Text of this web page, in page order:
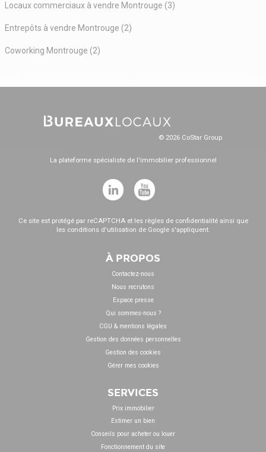
Locaux commerciaux à vendre Montrouge (3)
Entrepôts à vendre Montrouge (2)
Coworking Montrouge (2)
© 2026 CoStar Group
La plateforme spécialiste de l'immobilier professionnel
Ce site est protégé par reCAPTCHA et les règles de confidentialitéainsi que
les conditions d'utilisation de Google s'appliquent.
À PROPOS
Contactez-nous
Nous recrutons
Espace presse
Qui sommes-nous ?
CGU & mentions légales
Gestion des données personnelles
Gestion des cookies
Gérer mes cookies
SERVICES
Prix immobilier
Estimer un bien
Conseils pour acheter ou louer
Fonctionnement du site